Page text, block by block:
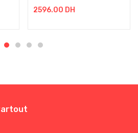
2596.00 DH